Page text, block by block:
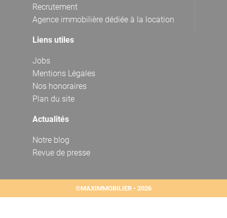
Recrutement
Agence immobilière dédiée à la location
Liens utiles
Jobs
Mentions Légales
Nos honoraires
Plan du site
Actualités
Notre blog
Revue de presse
©MAXIMMOBILIER • 2026